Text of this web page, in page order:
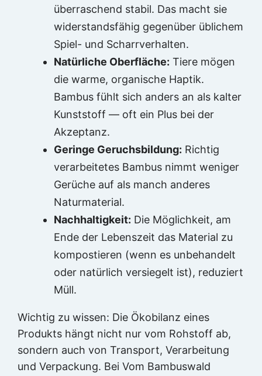
überraschend stabil. Das macht sie
widerstandsfähig gegenüber üblichem
Spiel- und Scharrverhalten.
Natürliche Oberfläche: Tiere mögen
die warme, organische Haptik.
Bambus fühlt sich anders an als kalter
Kunststoff — oft ein Plus bei der
Akzeptanz.
Geringe Geruchsbildung: Richtig
verarbeitetes Bambus nimmt weniger
Gerüche auf als manch anderes
Naturmaterial.
Nachhaltigkeit: Die Möglichkeit, am
Ende der Lebenszeit das Material zu
kompostieren (wenn es unbehandelt
oder natürlich versiegelt ist), reduziert
Müll.
Wichtig zu wissen: Die Ökobilanz eines
Produkts hängt nicht nur vom Rohstoff ab,
sondern auch von Transport, Verarbeitung
und Verpackung. Bei Vom Bambuswald